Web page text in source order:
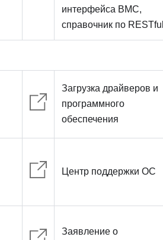
интерфейса BMC,
справочник по
Загрузка драйверов и
программного
обеспечения
Центр поддержки ОС
Заявление о